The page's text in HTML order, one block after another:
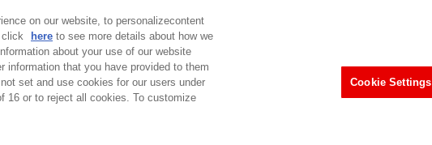
取引法に基づく表示ご利用規約プライバシーポリシー
ウェブアクセシビリティ方針
ピーライト一覧バンダイチャンネルとはサポート / Q&A
on our website, to personalizecontent
click
here to see more details about how we
about your use of our website
information that you have provided to them
set and use cookies for our users under
16 or to reject all cookies. To customize
Cookie Settings